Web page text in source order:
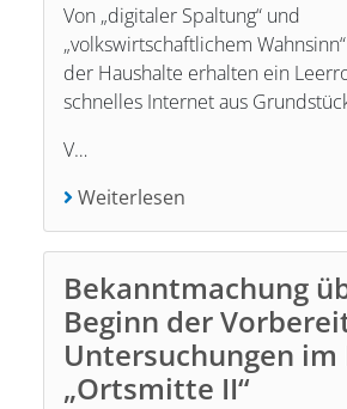
Von „digitaler Spaltung“ und
„volkswirtschaftlichem
der Haushalte erhalten ein
schnelles Internet aus
V…
Weiterlesen
Bekanntmachung
Beginn der
Untersuchungen im
„Ortsmitte II“